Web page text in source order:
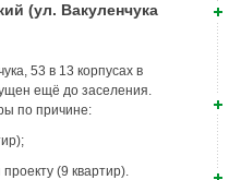
(ул. Вакуленчука
53 в 13 корпусах в
ещё до заселения.
по причине:
(9 квартир).